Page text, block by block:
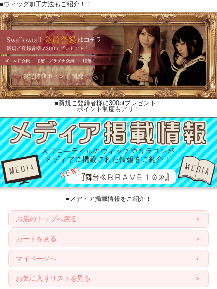
■ウィッグ加工方法もご紹介！！
■新規ご登録者様に300ptプレゼント！
ポイント制度もアリ！
■メディア掲載情報をご紹介！
お店のトップへ戻る
カートを見る
マイページへ
お気に入りリストを見る